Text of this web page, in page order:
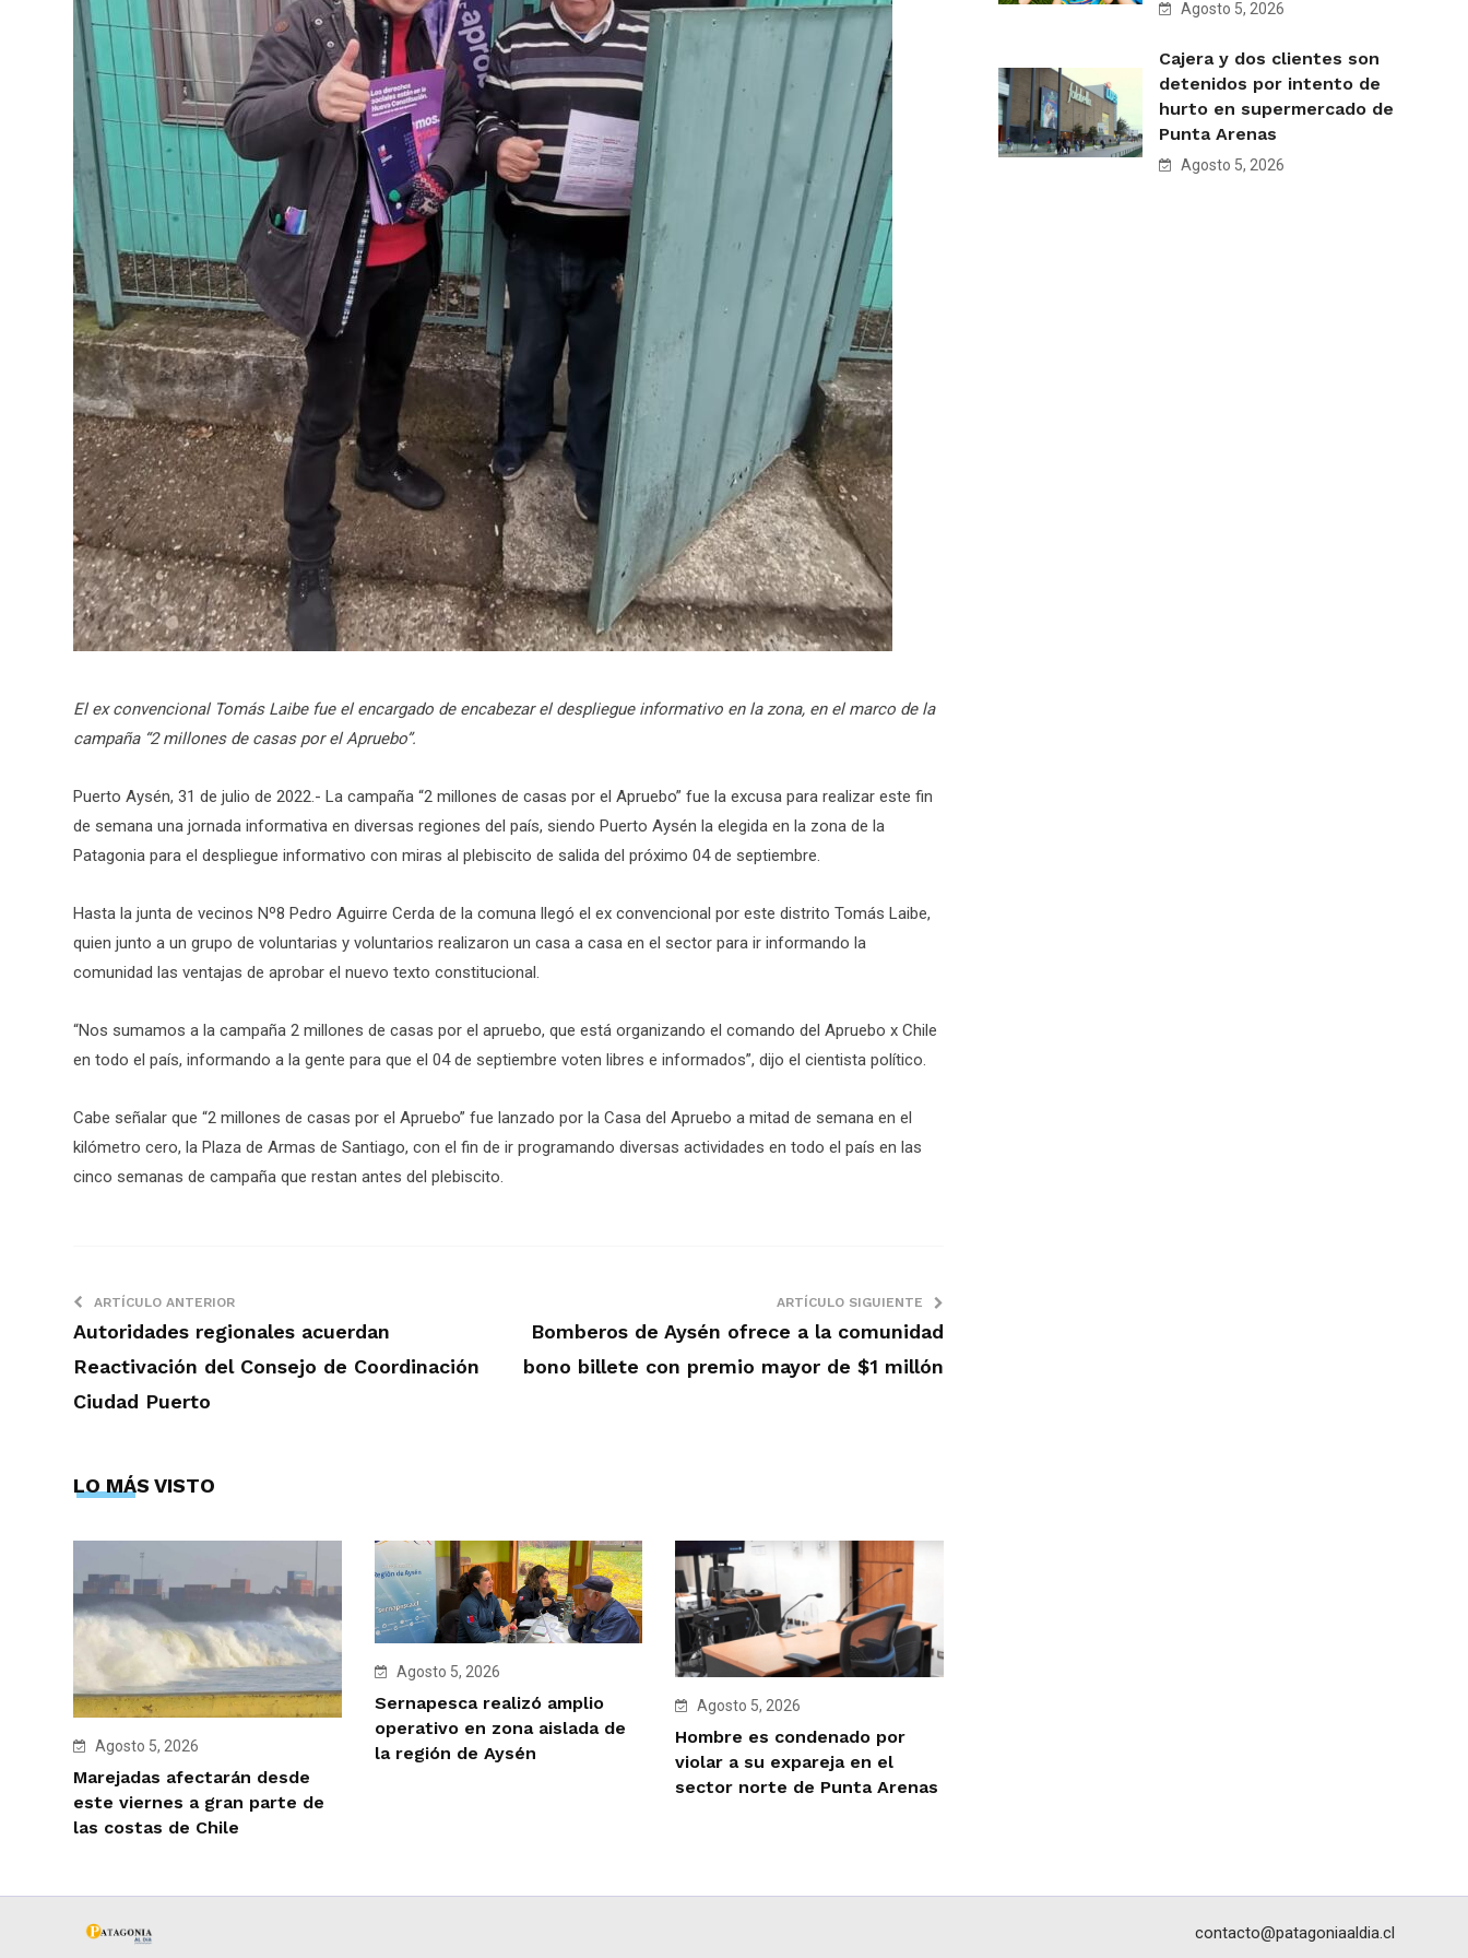
El ex convencional Tomás Laibe fue el encargado de encabezar el despliegue informativo en la zona, en el marco de la
campaña “2 millones de casas por el Apruebo”.
Puerto Aysén, 31 de julio de 2022.- La campaña “2 millones de casas por el Apruebo” fue la excusa para realizar este fin
de semana una jornada informativa en diversas regiones del país, siendo Puerto Aysén la elegida en la zona de la
Patagonia para el despliegue informativo con miras al plebiscito de salida del próximo 04 de septiembre.
Hasta la junta de vecinos Nº8 Pedro Aguirre Cerda de la comuna llegó el ex convencional por este distrito Tomás Laibe,
quien junto a un grupo de voluntarias y voluntarios realizaron un casa a casa en el sector para ir informando la
comunidad las ventajas de aprobar el nuevo texto constitucional.
“Nos sumamos a la campaña 2 millones de casas por el apruebo, que está organizando el comando del Apruebo x Chile
en todo el país, informando a la gente para que el 04 de septiembre voten libres e informados”, dijo el cientista político.
Cabe señalar que “2 millones de casas por el Apruebo” fue lanzado por la Casa del Apruebo a mitad de semana en el
kilómetro cero, la Plaza de Armas de Santiago, con el fin de ir programando diversas actividades en todo el país en las
cinco semanas de campaña que restan antes del plebiscito.
ARTÍCULO ANTERIOR
Autoridades regionales acuerdan
Reactivación del Consejo de Coordinación
Ciudad Puerto
ARTÍCULO SIGUIENTE
Bomberos de Aysén ofrece a la comunidad
bono billete con premio mayor de $1 millón
LO MÁS VISTO
Agosto 5, 2026
Marejadas afectarán desde
este viernes a gran parte de
las costas de Chile
Agosto 5, 2026
Sernapesca realizó amplio
operativo en zona aislada de
la región de Aysén
Agosto 5, 2026
Hombre es condenado por
violar a su expareja en el
sector norte de Punta Arenas
Agosto 5, 2026
Cajera y dos clientes son
detenidos por intento de
hurto en supermercado de
Punta Arenas
Agosto 5, 2026
contacto@patagoniaaldia.cl